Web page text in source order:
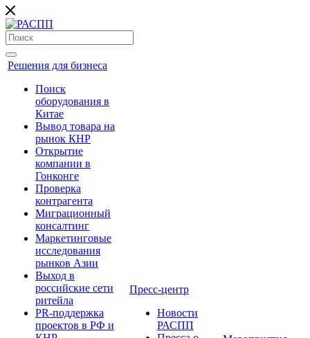
Решения для бизнеса
Поиск
оборудования в
Китае
Вывод товара на
рынок КНР
Открытие
компании в
Гонконге
Проверка
контрагента
Миграционный
консалтинг
Маркетинговые
исследования
рынков Азии
Выход в
российские сети
ритейла
PR-поддержка
проектов в РФ и
Пресс-центр
Новости
РАСПП